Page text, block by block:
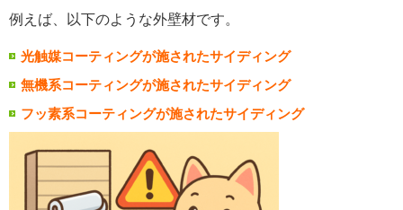
例えば、以下のような外壁材です。
光触媒コーティングが施されたサイディング
無機系コーティングが施されたサイディング
フッ素系コーティングが施されたサイディング